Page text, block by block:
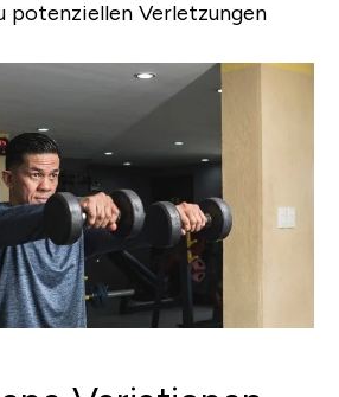
potenziellen Verletzungen